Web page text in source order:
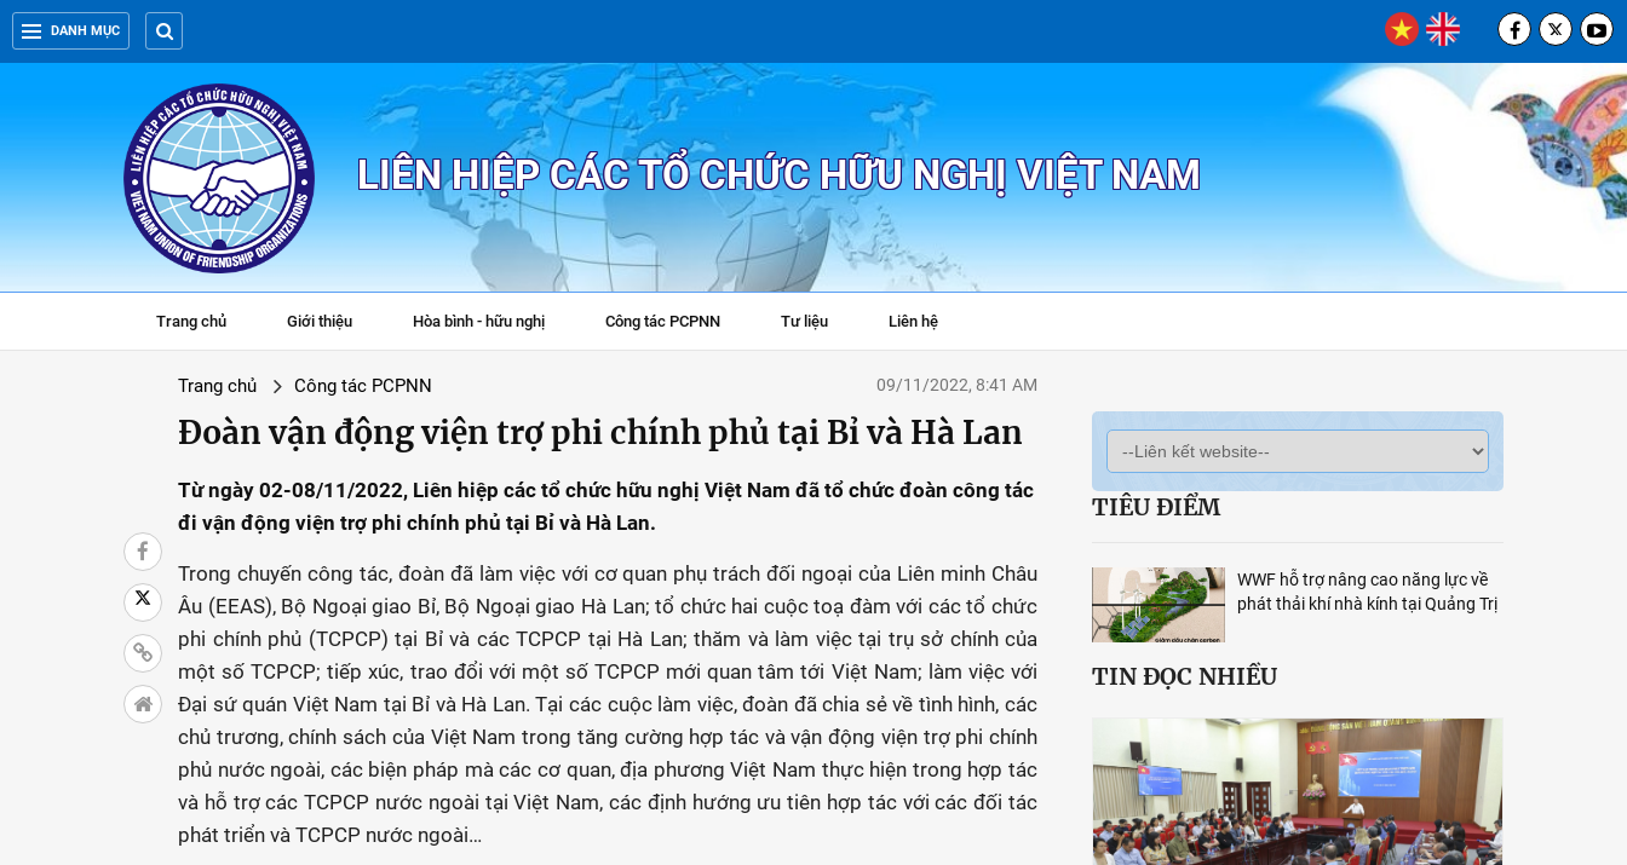
DANH MỤC
LIÊN HIỆP CÁC TỔ CHỨC HỮU NGHỊ VIỆT NAM
Trang chủ Giới thiệu Hòa bình - hữu nghị Công tác PCPNN Tư liệu Liên hệ
Trang chủ Công tác PCPNN 09/11/2022, 8:41 AM
Đoàn vận động viện trợ phi chính phủ tại Bỉ và Hà Lan
Từ ngày 02-08/11/2022, Liên hiệp các tổ chức hữu nghị Việt Nam đã tổ chức đoàn công tác
đi vận động viện trợ phi chính phủ tại Bỉ và Hà Lan.
Trong chuyến công tác, đoàn đã làm việc với cơ quan phụ trách đối ngoại của Liên minh Châu
Âu (EEAS), Bộ Ngoại giao Bỉ, Bộ Ngoại giao Hà Lan; tổ chức hai cuộc toạ đàm với các tổ chức
phi chính phủ (TCPCP) tại Bỉ và các TCPCP tại Hà Lan; thăm và làm việc tại trụ sở chính của
một số TCPCP; tiếp xúc, trao đổi với một số TCPCP mới quan tâm tới Việt Nam; làm việc với
Đại sứ quán Việt Nam tại Bỉ và Hà Lan. Tại các cuộc làm việc, đoàn đã chia sẻ về tình hình, các
chủ trương, chính sách của Việt Nam trong tăng cường hợp tác và vận động viện trợ phi chính
phủ nước ngoài, các biện pháp mà các cơ quan, địa phương Việt Nam thực hiện trong hợp tác
và hỗ trợ các TCPCP nước ngoài tại Việt Nam, các định hướng ưu tiên hợp tác với các đối tác
phát triển và TCPCP nước ngoài…
TIÊU ĐIỂM
WWF hỗ trợ nâng cao năng lực về
phát thải khí nhà kính tại Quảng Trị
TIN ĐỌC NHIỀU